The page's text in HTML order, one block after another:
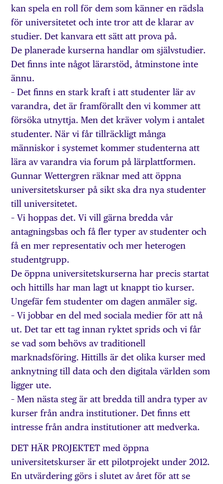
kan spela en roll för dem som känner en rädsla
för universitetet och inte tror att de klarar av
studier. Det kanvara ett sätt att prova på.
De planerade kurserna handlar om självstudier.
Det finns inte något lärarstöd, åtminstone inte
ännu.
– Det finns en stark kraft i att studenter lär av
varandra, det är framförallt den vi kommer att
försöka utnyttja. Men det kräver volym i antalet
studenter. När vi får tillräckligt många
människor i systemet kommer studenterna att
lära av varandra via forum på lärplattformen.
Gunnar Wettergren räknar med att öppna
universitetskurser på sikt ska dra nya studenter
till universitetet.
– Vi hoppas det. Vi vill gärna bredda vår
antagningsbas och få fler typer av studenter och
få en mer representativ och mer heterogen
studentgrupp.
De öppna universitetskurserna har precis startat
och hittills har man lagt ut knappt tio kurser.
Ungefär fem studenter om dagen anmäler sig.
– Vi jobbar en del med sociala medier för att nå
ut. Det tar ett tag innan ryktet sprids och vi får
se vad som behövs av traditionell
marknadsföring. Hittills är det olika kurser med
anknytning till data och den digitala världen som
ligger ute.
– Men nästa steg är att bredda till andra typer av
kurser från andra institutioner. Det finns ett
intresse från andra institutioner att medverka.
DET HÄR PROJEKTET med öppna
universitetskurser är ett pilotprojekt under 2012.
En utvärdering görs i slutet av året för att se